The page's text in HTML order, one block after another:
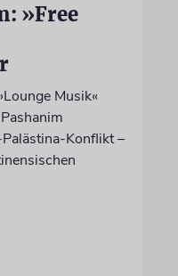
»Free
Musik«
Konflikt –